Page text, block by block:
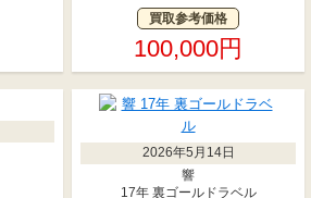
買取参考価格
100,000円
2026年5月14日
響
17年 裏ゴールドラベル